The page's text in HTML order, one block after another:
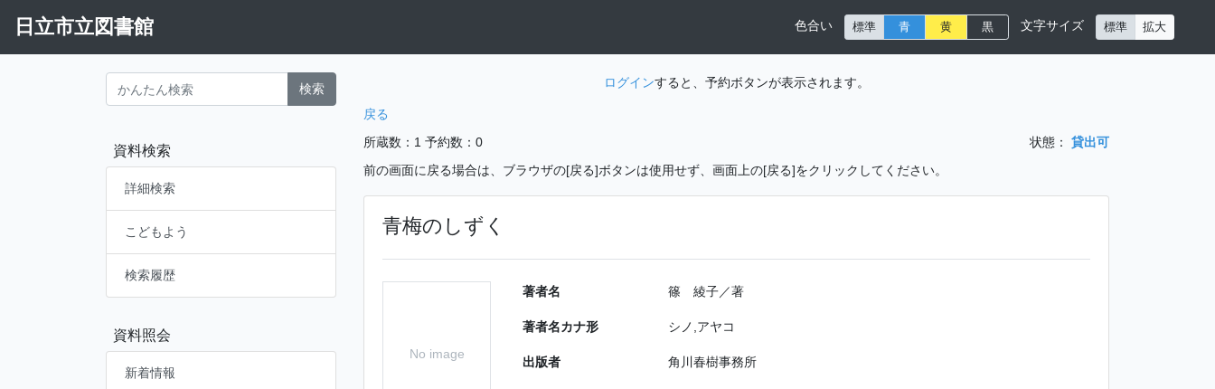
日立市立図書館 色合い 標準 青 黄 黒 文字サイズ 標準 拡大
検索
資料検索
詳細検索
こどもよう
検索履歴
資料照会
新着情報
ログインすると、予約ボタンが表示されます。
戻る
所蔵数：1 予約数：0 状態：
貸出可
前の画面に戻る場合は、ブラウザの[戻る]ボタンは使用せず、画面上の[戻る]をクリックしてください。
青梅のしずく
No image
著者名 篠 綾子／著
著者名カナ形 シノ,アヤコ
出版者 角川春樹事務所